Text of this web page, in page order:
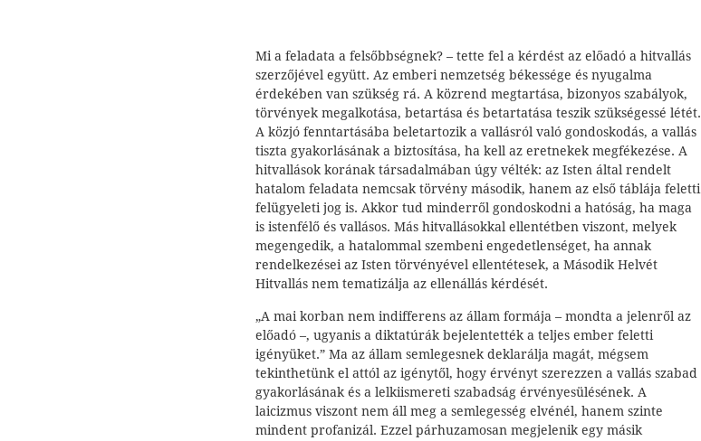
Mi a feladata a felsőbbségnek? – tette fel a kérdést az előadó a hitvallás
szerzőjével együtt. Az emberi nemzetség békessége és nyugalma
érdekében van szükség rá. A közrend megtartása, bizonyos szabályok,
törvények megalkotása, betartása és betartatása teszik szükségessé létét.
A közjó fenntartásába beletartozik a vallásról való gondoskodás, a vallás
tiszta gyakorlásának a biztosítása, ha kell az eretnekek megfékezése. A
hitvallások korának társadalmában úgy vélték: az Isten által rendelt
hatalom feladata nemcsak törvény második, hanem az első táblája feletti
felügyeleti jog is. Akkor tud minderről gondoskodni a hatóság, ha maga
is istenfélő és vallásos. Más hitvallásokkal ellentétben viszont, melyek
megengedik, a hatalommal szembeni engedetlenséget, ha annak
rendelkezései az Isten törvényével ellentétesek, a Második Helvét
Hitvallás nem tematizálja az ellenállás kérdését.
„A mai korban nem indifferens az állam formája – mondta a jelenről az
előadó –, ugyanis a diktatúrák bejelentették a teljes ember feletti
igényüket.” Ma az állam semlegesnek deklarálja magát, mégsem
tekinthetünk el attól az igénytől, hogy érvényt szerezzen a vallás szabad
gyakorlásának és a lelkiismereti szabadság érvényesülésének. A
laicizmus viszont nem áll meg a semlegesség elvénél, hanem szinte
mindent profanizál. Ezzel párhuzamosan megjelenik egy másik